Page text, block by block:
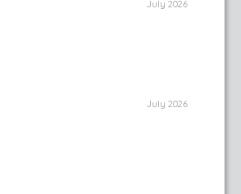
July 2026
July 2026